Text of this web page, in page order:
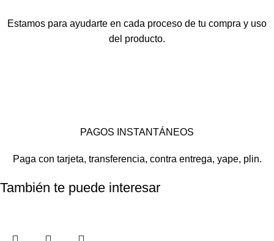
Estamos para ayudarte en cada proceso de tu compra y uso
del producto.
PAGOS INSTANTÁNEOS
Paga con tarjeta, transferencia, contra entrega, yape, plin.
También te puede interesar